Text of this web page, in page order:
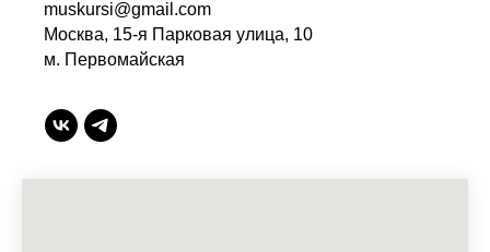
muskursi@gmail.com
Москва, 15-я Парковая улица, 10
м. Первомайская